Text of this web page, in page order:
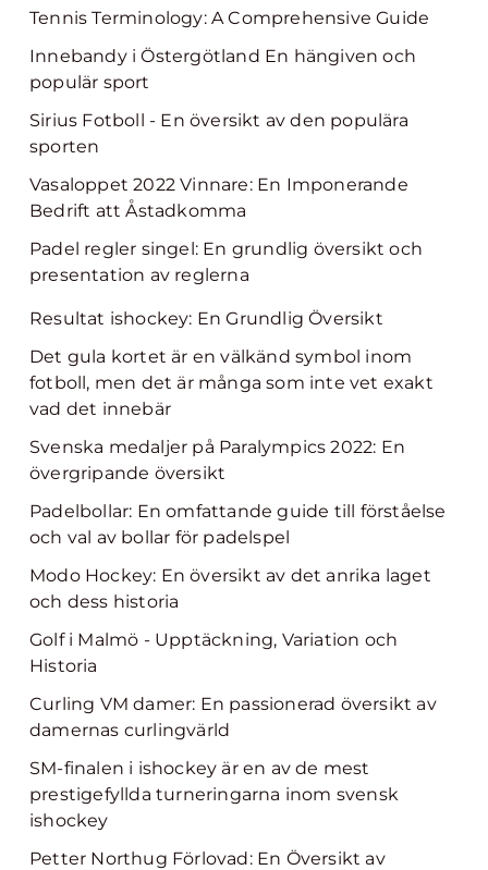
Tennis Terminology: A Comprehensive Guide
Innebandy i Östergötland En hängiven och
populär sport
Sirius Fotboll - En översikt av den populära
sporten
Vasaloppet 2022 Vinnare: En Imponerande
Bedrift att Åstadkomma
Padel regler singel: En grundlig översikt och
presentation av reglerna
Resultat ishockey: En Grundlig Översikt
Det gula kortet är en välkänd symbol inom
fotboll, men det är många som inte vet exakt
vad det innebär
Svenska medaljer på Paralympics 2022: En
övergripande översikt
Padelbollar: En omfattande guide till förståelse
och val av bollar för padelspel
Modo Hockey: En översikt av det anrika laget
och dess historia
Golf i Malmö - Upptäckning, Variation och
Historia
Curling VM damer: En passionerad översikt av
damernas curlingvärld
SM-finalen i ishockey är en av de mest
prestigefyllda turneringarna inom svensk
ishockey
Petter Northug Förlovad: En Översikt av